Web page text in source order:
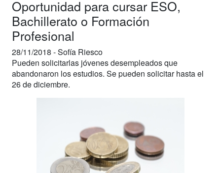
Oportunidad para cursar ESO,
Bachillerato o Formación
Profesional
28/11/2018 -Sofía Riesco
Pueden solicitarlas jóvenes desempleados que
abandonaron los estudios. Se pueden solicitar hasta el
26 de diciembre.